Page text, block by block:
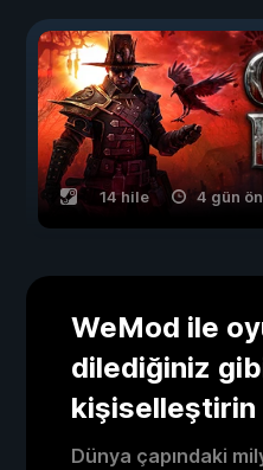
14 hile 4 gün
WeMod ile
dilediğiniz
kişiselleştirin
Dünya çapındaki